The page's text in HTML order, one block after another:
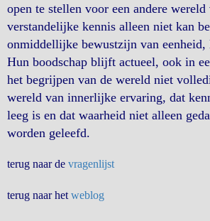
open te stellen voor een andere
verstandelijke kennis alleen niet kan
onmiddellijke bewustzijn van
Hun boodschap blijft actueel, ook in
het begrijpen van de wereld niet
wereld van innerlijke ervaring, dat
leeg is en dat waarheid niet alleen
worden geleefd.
terug naar de vragenlijst
terug naar het weblog